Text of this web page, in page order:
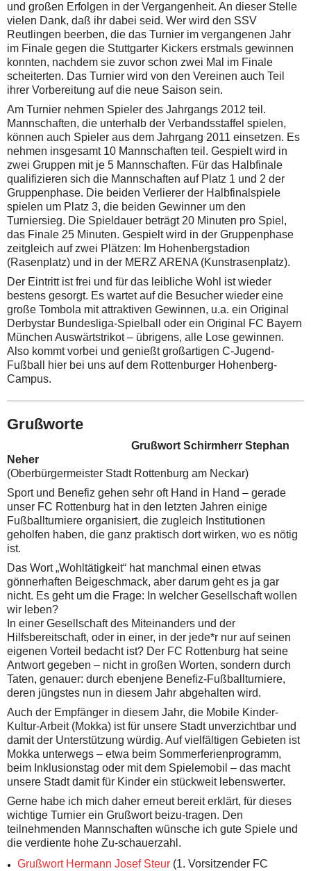
und großen Erfolgen in der Vergangenheit. An dieser Stelle
vielen Dank, daß ihr dabei seid. Wer wird den SSV
Reutlingen beerben, die das Turnier im vergangenen Jahr
im Finale gegen die Stuttgarter Kickers erstmals gewinnen
konnten, nachdem sie zuvor schon zwei Mal im Finale
scheiterten. Das Turnier wird von den Vereinen auch Teil
ihrer Vorbereitung auf die neue Saison sein.
Am Turnier nehmen Spieler des Jahrgangs 2012 teil.
Mannschaften, die unterhalb der Verbandsstaffel spielen,
können auch Spieler aus dem Jahrgang 2011 einsetzen. Es
nehmen insgesamt 10 Mannschaften teil. Gespielt wird in
zwei Gruppen mit je 5 Mannschaften. Für das Halbfinale
qualifizieren sich die Mannschaften auf Platz 1 und 2 der
Gruppenphase. Die beiden Verlierer der Halbfinalspiele
spielen um Platz 3, die beiden Gewinner um den
Turniersieg. Die Spieldauer beträgt 20 Minuten pro Spiel,
das Finale 25 Minuten. Gespielt wird in der Gruppenphase
zeitgleich auf zwei Plätzen: Im Hohenbergstadion
(Rasenplatz) und in der MERZ ARENA (Kunstrasenplatz).
Der Eintritt ist frei und für das leibliche Wohl ist wieder
bestens gesorgt. Es wartet auf die Besucher wieder eine
große Tombola mit attraktiven Gewinnen, u.a. ein Original
Derbystar Bundesliga-Spielball oder ein Original FC Bayern
München Auswärtstrikot – übrigens, alle Lose gewinnen.
Also kommt vorbei und genießt großartigen C-Jugend-
Fußball hier bei uns auf dem Rottenburger Hohenberg-
Campus.
Grußworte
Grußwort Schirmherr Stephan
Neher
(Oberbürgermeister Stadt Rottenburg am Neckar)
Sport und Benefiz gehen sehr oft Hand in Hand – gerade
unser FC Rottenburg hat in den letzten Jahren einige
Fußballturniere organisiert, die zugleich Institutionen
geholfen haben, die ganz praktisch dort wirken, wo es nötig
ist.
Das Wort „Wohltätigkeit“ hat manchmal einen etwas
gönnerhaften Beigeschmack, aber darum geht es ja gar
nicht. Es geht um die Frage: In welcher Gesellschaft wollen
wir leben?
In einer Gesellschaft des Miteinanders und der
Hilfsbereitschaft, oder in einer, in der jede*r nur auf seinen
eigenen Vorteil bedacht ist? Der FC Rottenburg hat seine
Antwort gegeben – nicht in großen Worten, sondern durch
Taten, genauer: durch ebenjene Benefiz-Fußballturniere,
deren jüngstes nun in diesem Jahr abgehalten wird.
Auch der Empfänger in diesem Jahr, die Mobile Kinder-
Kultur-Arbeit (Mokka) ist für unsere Stadt unverzichtbar und
damit der Unterstützung würdig. Auf vielfältigen Gebieten ist
Mokka unterwegs – etwa beim Sommerferienprogramm,
beim Inklusionstag oder mit dem Spielemobil – das macht
unsere Stadt damit für Kinder ein stückweit lebenswerter.
Gerne habe ich mich daher erneut bereit erklärt, für dieses
wichtige Turnier ein Grußwort beizu-tragen. Den
teilnehmenden Mannschaften wünsche ich gute Spiele und
die verdiente hohe Zu-schauerzahl.
Grußwort Hermann Josef Steur (1. Vorsitzender FC